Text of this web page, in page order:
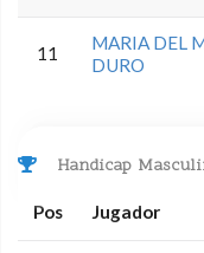
11
MARIA DEL
DURO
Handicap
Pos Jugador